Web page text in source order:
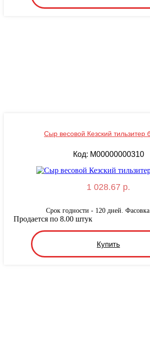
Сыр весовой Кезский тильзитер
Код: M00000000310
1 028.67 р.
Срок годности - 120 дней.
Купить
Продается по 8.00 штук